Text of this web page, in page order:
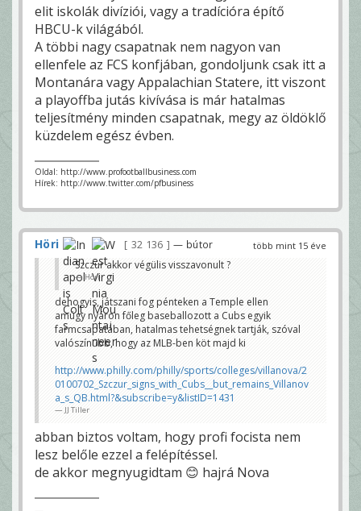
elit iskolák divíziói, vagy a tradícióra építő
HBCU-k világából.
A többi nagy csapatnak nem nagyon van
ellenfele az FCS konfjában, gondoljunk csak itt a
Montanára vagy Appalachian Statere, itt viszont
a playoffba jutás kivívása is már hatalmas
teljesítmény minden csapatnak, megy az öldöklő
küzdelem egész évben.
Oldal: http://www.profootballbusiness.com
Hírek: http://www.twitter.com/pfbusiness
több mint 15 éve
Höri 32 136 — bútor
Szczur akkor végülis visszavonult ?
Höri
dehogyis, játszani fog pénteken a Temple ellen
amúgy nyáron főleg baseballozott a Cubs egyik
farmcsapatában, hatalmas tehetségnek tartják, szóval
valószínűbb, hogy az MLB-ben köt majd ki
http://www.philly.com/philly/sports/colleges/villanova/2
0100702_Szczur_signs_with_Cubs__but_remains_Villanov
a_s_QB.html?&subscribe=y&listID=1431
JJ Tiller
abban biztos voltam, hogy profi focista nem
lesz belőle ezzel a felépítéssel.
de akkor megnyugidtam 😊 hajrá Nova